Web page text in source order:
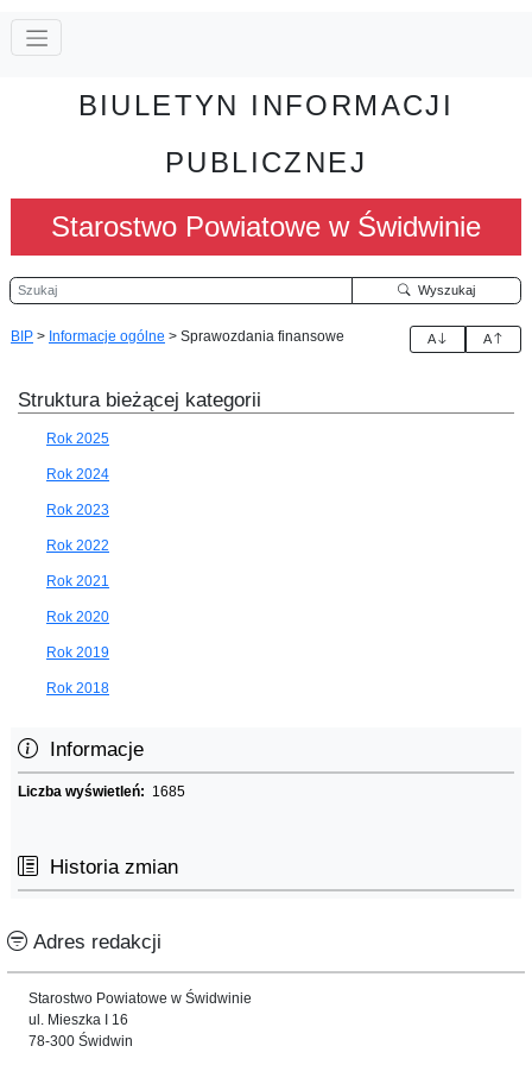
BIULETYN INFORMACJI
PUBLICZNEJ
Starostwo Powiatowe w Świdwinie
Szukaj Wyszukaj
BIP > Informacje ogólne > Sprawozdania finansowe A A
Struktura bieżącej kategorii
Rok 2025
Rok 2024
Rok 2023
Rok 2022
Rok 2021
Rok 2020
Rok 2019
Rok 2018
Informacje
Liczba wyświetleń: 1685
Historia zmian
Adres redakcji
Starostwo Powiatowe w Świdwinie
ul. Mieszka I 16
78-300 Świdwin